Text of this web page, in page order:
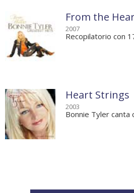
From the
2007
Recopilatorio con
Heart Strings
2003
Bonnie Tyler canta